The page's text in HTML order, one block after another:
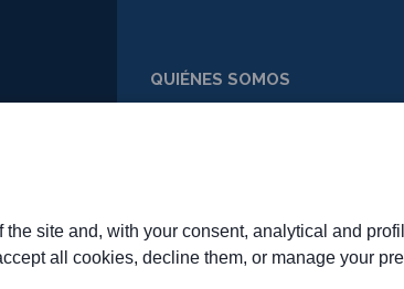
QUIÉNES SOMOS
site and, with your consent, analytical and
all cookies, decline them, or manage your